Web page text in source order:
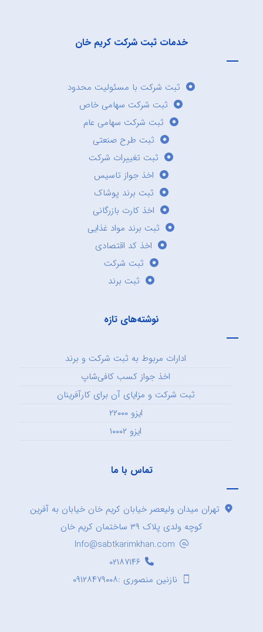
خدمات ثبت شرکت کریم خان
ثبت شرکت با مسئولیت محدود
ثبت شرکت سهامی خاص
ثبت شرکت سهامی عام
ثبت طرح صنعتی
ثبت تغییرات شرکت
اخذ جواز تاسیس
ثبت برند پوشاک
اخذ کارت بازرگانی
ثبت برند مواد غذایی
اخذ کد اقتصادی
ثبت شرکت
ثبت برند
نوشته‌های تازه
ادارات مربوط به ثبت شرکت و برند
اخذ جواز کسب کافی‌شاپ
ثبت شرکت و مزایای آن برای کارآفرینان
ایزو ۲۲۰۰۰
ایزو ۱۰۰۰۲
تماس با ما
تهران میدان ولیعصر خیابان کریم خان خیابان به آفرین
کوچه ولدی پلاک ۳۹ ساختمان کریم خان
Info@sabtkarimkhan.com
۰۲۱۸۷۱۴۶
نازنین منصوری :۰۹۱۲۸۴۷۹۰۰۸